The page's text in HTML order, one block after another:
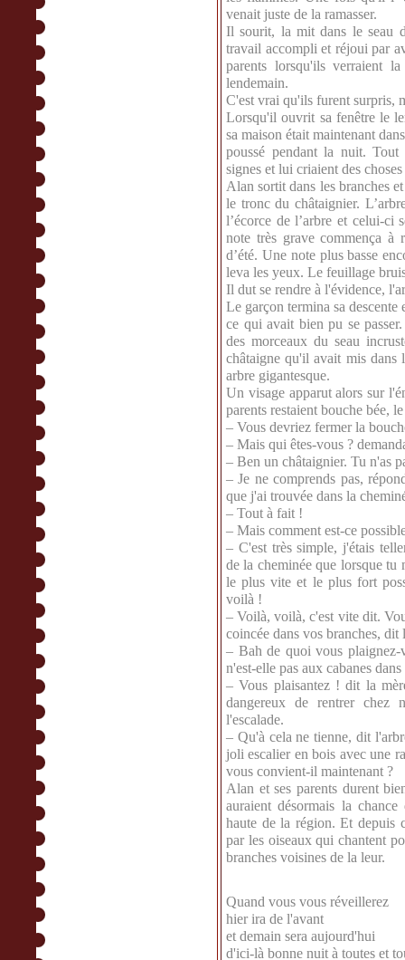
venait juste de la ramasser.
Il sourit, la mit dans le seau
travail accompli et réjoui par
parents lorsqu'ils verraient
lendemain.
C'est vrai qu'ils furent surpris,
Lorsqu'il ouvrit sa fenêtre le
sa maison était maintenant
poussé pendant la nuit.
signes et lui criaient des
Alan sortit dans les branches
le tronc du châtaignier.
l’écorce de l’arbre et celui-
note très grave commença à
d’été. Une note plus basse
leva les yeux. Le feuillage
Il dut se rendre à l'évidence,
Le garçon termina sa descente
ce qui avait bien pu se
des morceaux du seau
châtaigne qu'il avait mis dans
arbre gigantesque.
Un visage apparut alors sur
parents restaient bouche bée,
– Vous devriez fermer la
– Mais qui êtes-vous ?
– Ben un châtaignier. Tu n'as
– Je ne comprends pas,
que j'ai trouvée dans la
– Tout à fait !
– Mais comment est-ce
– C'est très simple, j'étais
de la cheminée que lorsque tu
le plus vite et le plus fort
voilà !
– Voilà, voilà, c'est vite dit.
coincée dans vos branches, dit
– Bah de quoi vous
n'est-elle pas aux cabanes
– Vous plaisantez ! dit la
dangereux de rentrer chez
l'escalade.
– Qu'à cela ne tienne, dit
joli escalier en bois avec une
vous convient-il maintenant ?
Alan et ses parents durent
auraient désormais la
haute de la région. Et depuis
par les oiseaux qui chantent
branches voisines de la leur.
Quand vous vous réveillerez
hier ira de l'avant
et demain sera aujourd'hui
d'ici-là bonne nuit à toutes et